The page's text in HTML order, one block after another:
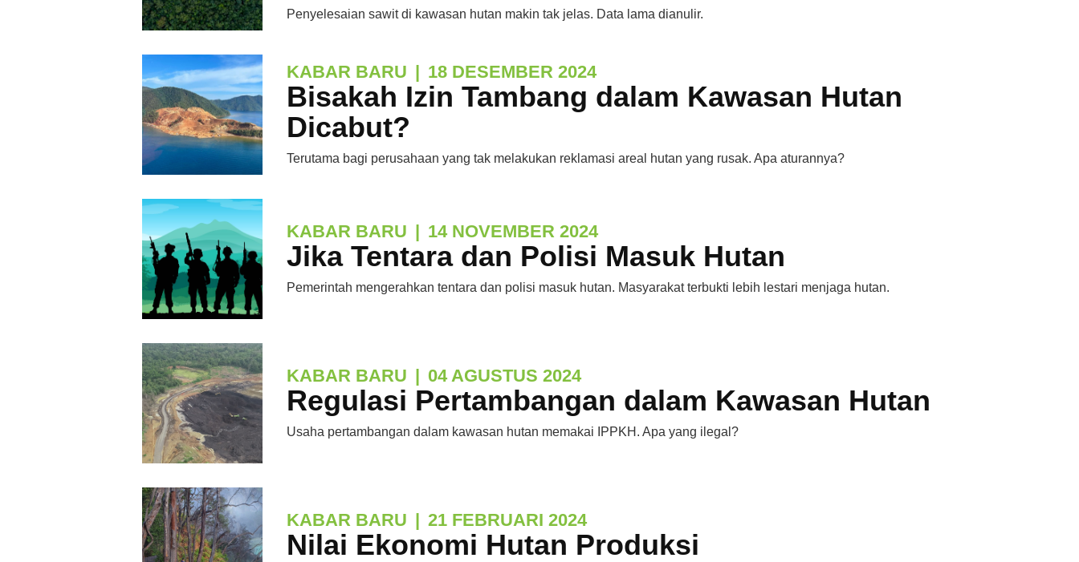
Penyelesaian sawit di kawasan hutan makin tak jelas. Data lama dianulir.
KABAR BARU | 18 DESEMBER 2024
Bisakah Izin Tambang dalam Kawasan Hutan
Dicabut?
Terutama bagi perusahaan yang tak melakukan reklamasi areal hutan yang rusak. Apa aturannya?
KABAR BARU | 14 NOVEMBER 2024
Jika Tentara dan Polisi Masuk Hutan
Pemerintah mengerahkan tentara dan polisi masuk hutan. Masyarakat terbukti lebih lestari menjaga hutan.
KABAR BARU | 04 AGUSTUS 2024
Regulasi Pertambangan dalam Kawasan Hutan
Usaha pertambangan dalam kawasan hutan memakai IPPKH. Apa yang ilegal?
KABAR BARU | 21 FEBRUARI 2024
Nilai Ekonomi Hutan Produksi